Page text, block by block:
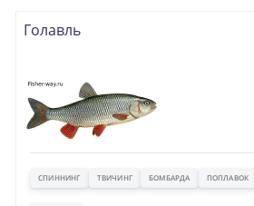
Голавль
СПИННИНГ ТВИЧИНГ БОМБАРДА ПОПЛАВОК